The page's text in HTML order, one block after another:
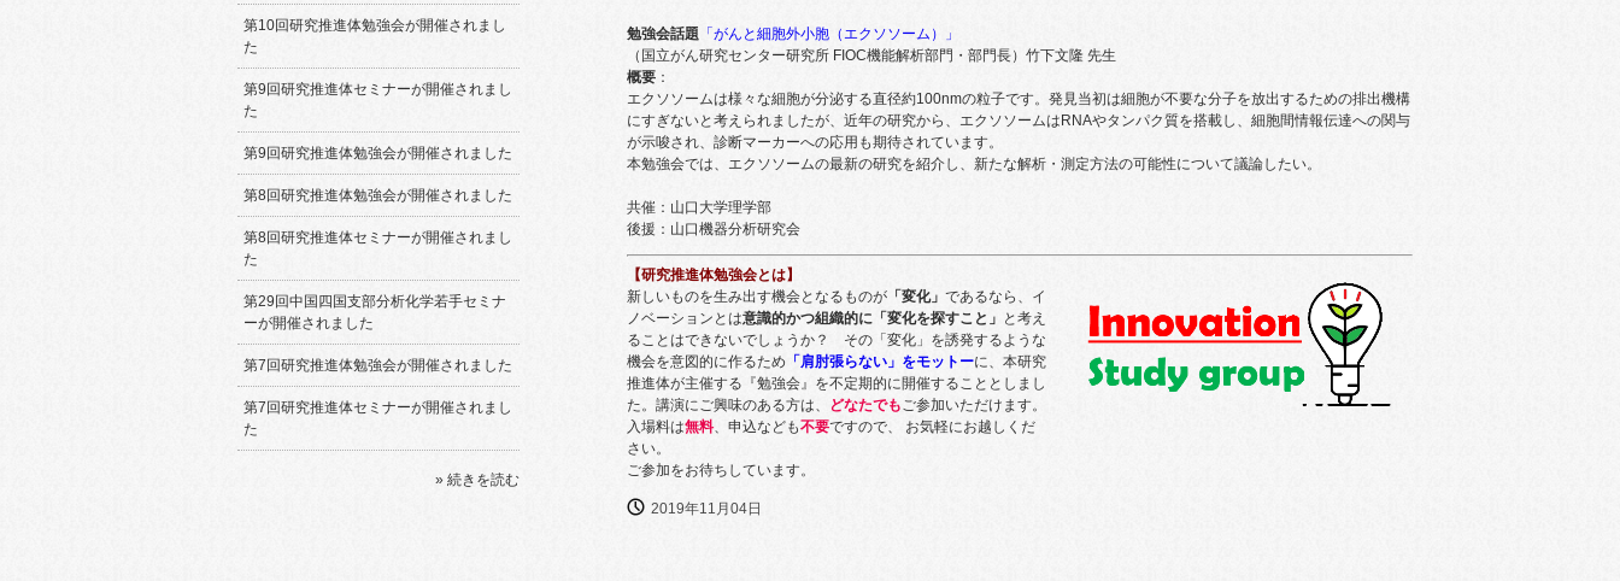
勉強会話題 「がんと細胞外小胞（エクソソーム）」
（国立がん研究センター研究所 FIOC機能解析部門・部門長）竹下文隆 先生
概要 ：
エクソソームは様々な細胞が分泌する直径約100nmの粒子です。発見当初は細胞が不要な分子を放出するための排出機構
にすぎないと考えられましたが、近年の研究から、エクソソームはRNAやタンパク質を搭載し、細胞間情報伝達への関与
が示唆され、診断マーカーへの応用も期待されています。
本勉強会では、エクソソームの最新の研究を紹介し、新たな解析・測定方法の可能性について議論したい。
共催：山口大学理学部
後援：山口機器分析研究会
【研究推進体勉強会とは】
新しいものを生み出す機会となるものが 「変化」 であるなら、イ
ノベーションとは意識的かつ組織的に「変化を探すこと」 と考え
ることはできないでしょうか？ その「変化」を誘発するような
機会を意図的に作るため 「肩肘張らない」をモットーに、本研究
推進体が主催する『勉強会』を不定期的に開催することとしまし
た。講演にご興味のある方は、
どなたでもご参加いただけます。
入場料は無料、申込なども不要ですので、 お気軽にお越しくだ
さい。
ご参加をお待ちしています。
2019年11月04日
第10回研究推進体勉強会が開催されまし
た
第9回研究推進体セミナーが開催されまし
た
第9回研究推進体勉強会が開催されました
第8回研究推進体勉強会が開催されました
第8回研究推進体セミナーが開催されまし
た
第29回中国四国支部分析化学若手セミナ
ーが開催されました
第7回研究推進体勉強会が開催されました
第7回研究推進体セミナーが開催されまし
た
» 続きを読む